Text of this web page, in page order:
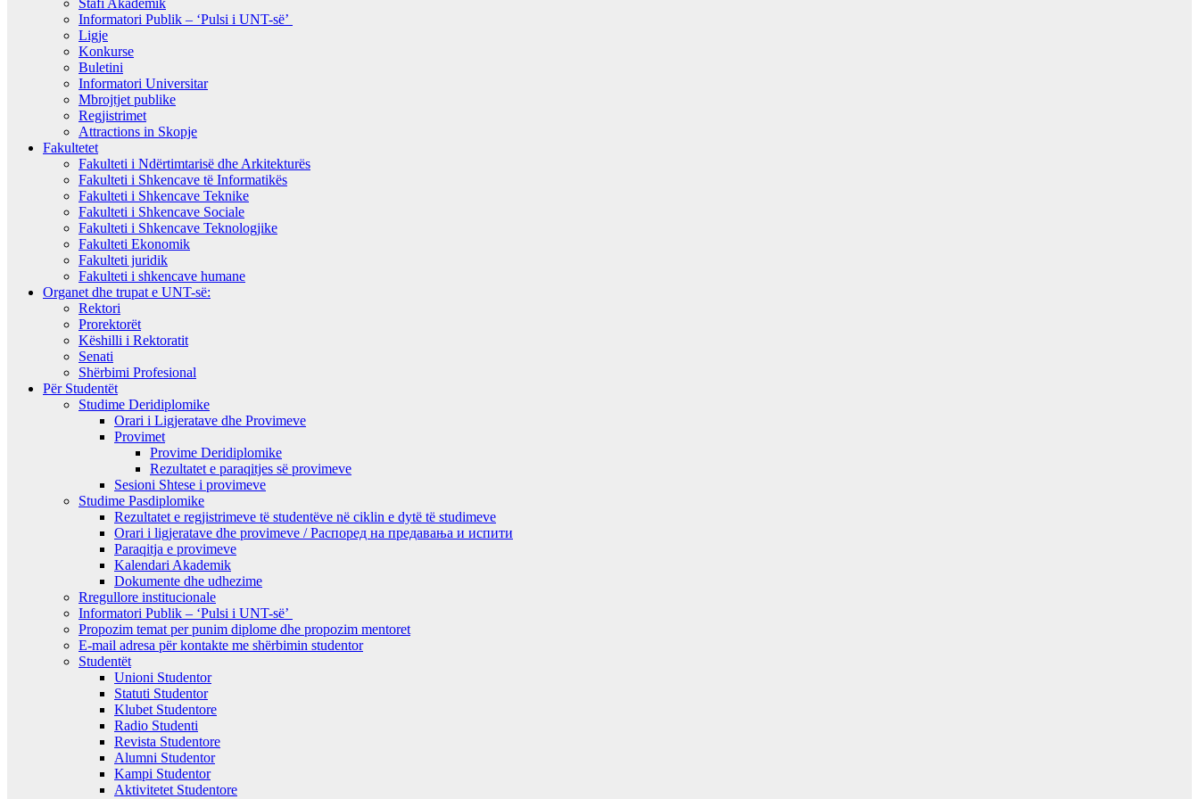
Informatori Publik – ‘Pulsi i UNT-së’
Ligje
Konkurse
Buletini
Informatori Universitar
Mbrojtjet publike
Regjistrimet
Attractions in Skopje
Fakultetet
Fakulteti i Ndërtimtarisë dhe Arkitekturës
Fakulteti i Shkencave të Informatikës
Fakulteti i Shkencave Teknike
Fakulteti i Shkencave Sociale
Fakulteti i Shkencave Teknologjike
Fakulteti Ekonomik
Fakulteti juridik
Fakulteti i shkencave humane
Organet dhe trupat e UNT-së:
Rektori
Prorektorët
Këshilli i Rektoratit
Senati
Shërbimi Profesional
Për Studentët
Studime Deridiplomike
Orari i Ligjeratave dhe Provimeve
Provimet
Provime Deridiplomike
Rezultatet e paraqitjes së provimeve
Sesioni Shtese i provimeve
Studime Pasdiplomike
Rezultatet e regjistrimeve të studentëve në ciklin e dytë të studimeve
Orari i ligjeratave dhe provimeve / Распоред на предавањa и испити
Paraqitja e provimeve
Kalendari Akademik
Dokumente dhe udhezime
Rregullore institucionale
Informatori Publik – ‘Pulsi i UNT-së’
Propozim temat per punim diplome dhe propozim mentoret
E-mail adresa për kontakte me shërbimin studentor
Studentët
Unioni Studentor
Statuti Studentor
Klubet Studentore
Radio Studenti
Revista Studentore
Alumni Studentor
Kampi Studentor
Aktivitetet Studentore